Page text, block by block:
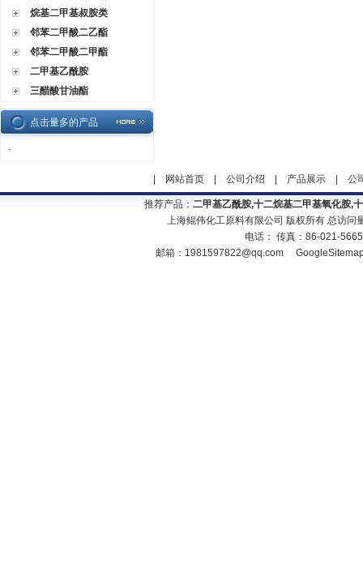
烷基二甲基叔胺类
邻苯二甲酸二乙酯
邻苯二甲酸二甲酯
二甲基乙酰胺
三醋酸甘油酯
点击量多的产品
·
网站首页| 公司介绍 产品展示| 公
推荐产品： 二甲基乙酰胺,十二烷基二甲基氧化胺,
上海鲲伟化工原料有限公司 版权所有 总访问
电话： 传真：86-021-
邮箱： 1981597822@qq.com